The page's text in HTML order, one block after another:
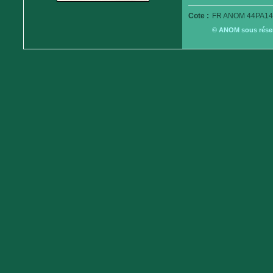
Cote : FR ANOM
© ANOM sous